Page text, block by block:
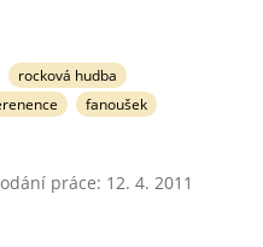
rocková hudba
fanoušek
práce: 12. 4. 2011